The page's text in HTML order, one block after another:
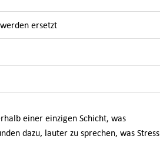
ersetzt
einer einzigen Schicht, was
dazu, lauter zu sprechen, was Stress